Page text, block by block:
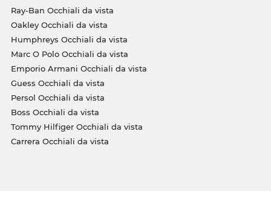
Ray-Ban Occhiali da vista
Oakley Occhiali da vista
Humphreys Occhiali da vista
Marc O Polo Occhiali da vista
Emporio Armani Occhiali da vista
Guess Occhiali da vista
Persol Occhiali da vista
Boss Occhiali da vista
Tommy Hilfiger Occhiali da vista
Carrera Occhiali da vista